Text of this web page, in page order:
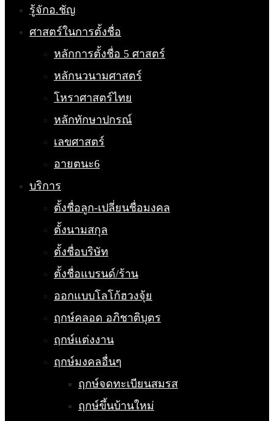
รู้จักอ.ชัญ
ศาสตร์ในการตั้งชื่อ
หลักการตั้งชื่อ 5 ศาสตร์
หลักนวนามศาสตร์
โหราศาสตร์ไทย
หลักทักษาปกรณ์
เลขศาสตร์
อายตนะ6
บริการ
ตั้งชื่อลูก-เปลี่ยนชื่อมงคล
ตั้งนามสกุล
ตั้งชื่อบริษัท
ตั้งชื่อแบรนด์/ร้าน
ออกแบบโลโก้ฮวงจุ้ย
ฤกษ์คลอด อภิชาติบุตร
ฤกษ์แต่งงาน
ฤกษ์มงคลอื่นๆ
ฤกษ์จดทะเบียนสมรส
ฤกษ์ขึ้นบ้านใหม่